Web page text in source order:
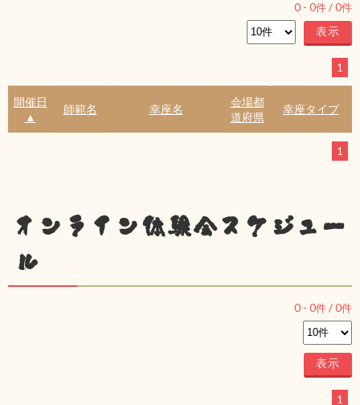
0 - 0件 /0件
1
開催日
▲
師範名 幸座名
会場都
道府県
幸座タイプ
1
オンライン体験会スケジュー
ル
0 - 0件 /0件
1